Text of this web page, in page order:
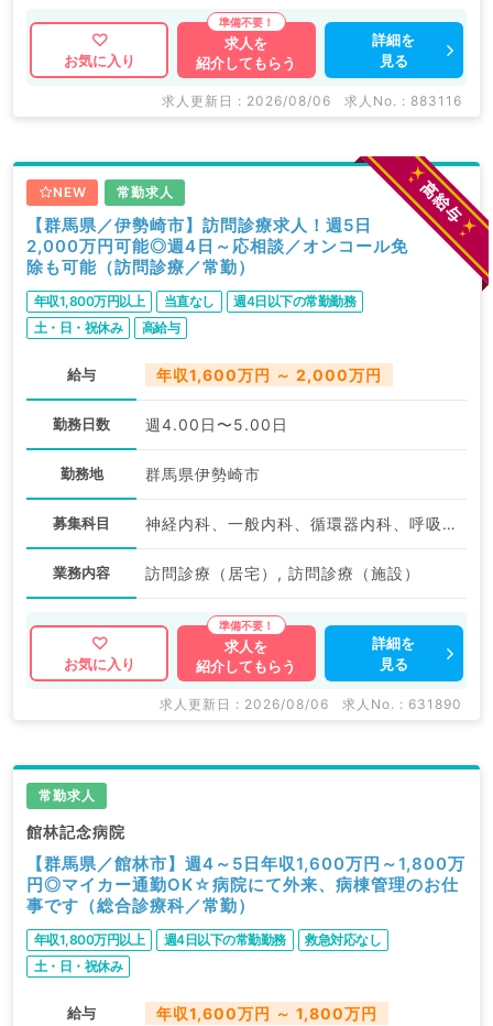
お気に入り
求人を
紹介してもらう
詳細を
見る
求人更新日 : 2026/08/06 求人No. : 883116
NEW 常勤求人
【群馬県／伊勢崎市】訪問診療求人！週5日
2,000万円可能◎週4日～応相談／オンコール免
除も可能（訪問診療／常勤）
年収1,800万円以上 当直なし
週4日以下の常勤勤務
土・日・祝休み
高給与
給与 年収1,600万円 ～ 2,000万円
勤務日数 週4.00日〜5.00日
勤務地 群馬県伊勢崎市
募集科目 神経内科、一般内科、循環器内科、呼吸器内科、消化器内科、内分泌・代謝内科、腎臓内科、老年内科、血液内科、膠原病科
業務内容 訪問診療（居宅）, 訪問診療（施設）
お気に入り
求人を
紹介してもらう
詳細を
見る
求人更新日 : 2026/08/06 求人No. : 631890
常勤求人
館林記念病院
【群馬県／館林市】週4～5日年収1,600万円～1,800万
円◎マイカー通勤OK☆病院にて外来、病棟管理のお仕
事です（総合診療科／常勤）
年収1,800万円以上 週4日以下の常勤勤務
救急対応なし
土・日・祝休み
給与 年収1,600万円 ～ 1,800万円